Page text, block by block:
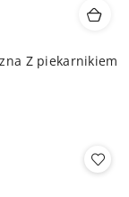
Z piekarnikiem